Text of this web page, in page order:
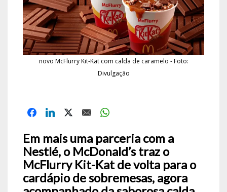
novo McFlurry Kit-Kat com calda de caramelo - Foto:
Divulgação
Em mais uma parceria com a
Nestlé, o McDonald’s traz o
McFlurry Kit-Kat de volta para o
cardápio de sobremesas, agora